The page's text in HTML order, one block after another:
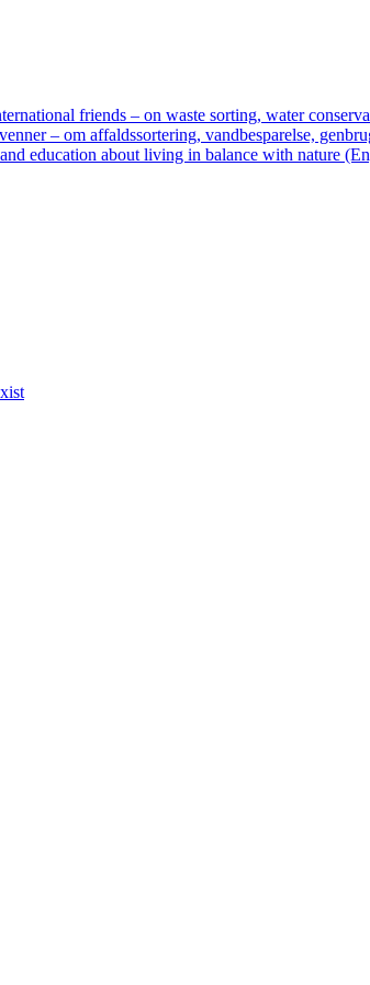
friends – on waste sorting, water
– om affaldssortering, vandbesparelse,
education about living in balance with nature